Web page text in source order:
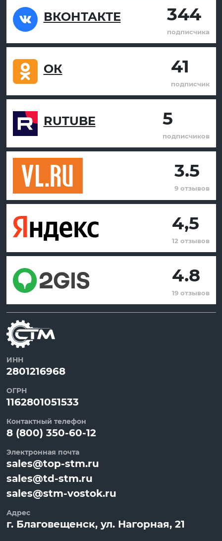
ВКОНТАКТЕ 344
подписчика
ОК 41
подписчик
RUTUBE 5
подписчиков
3.5
9 отзывов
4,5
12 отзывов
4.8
19 отзывов
ИНН
2801216968
ОГРН
1162801051533
Контактный телефон
8 (800) 350-60-12
Электронная почта
sales@top-stm.ru
sales@td-stm.ru
sales@stm-vostok.ru
Адрес
г. Благовещенск, ул. Нагорная, 21